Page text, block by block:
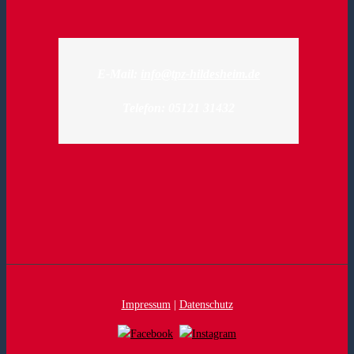
Impressum| Datenschutz